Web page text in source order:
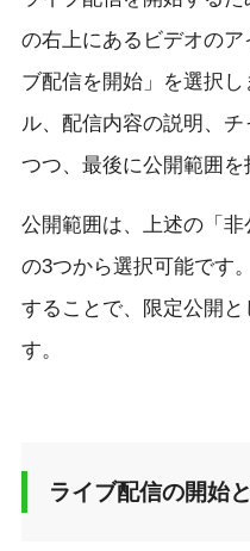
の右上にあるビデオの
ブ配信を開始」を選択
ル、配信内容の説明、
つつ、最後に公開範囲を
公開範囲は、上述の「非
の3つから選択可能です
することで、限定公開
す。
ライブ配信の開始